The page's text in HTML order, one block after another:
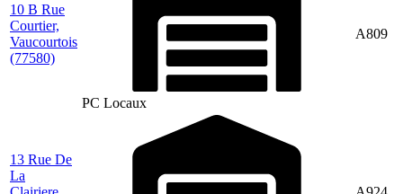
10 B Rue
Courtier,
Vaucourtois
(77580)
PC Locaux
A809
13 Rue De
La